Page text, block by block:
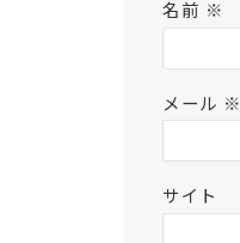
名前 ※
メール ※
サイト